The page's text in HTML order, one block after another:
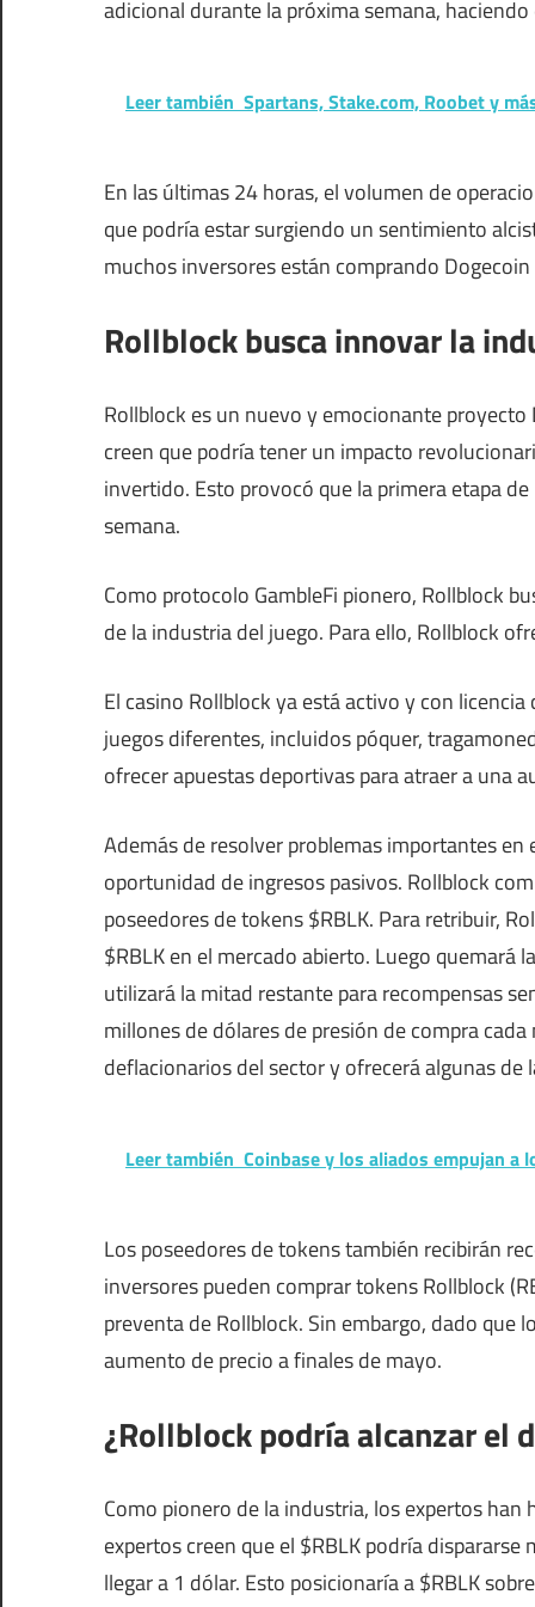
adicional durante la próxima semana,
Leer también Spartans, Stake.com, Roobet y
En las últimas 24 horas, el volumen de
que podría estar surgiendo un sentimiento
muchos inversores están comprando
Rollblock busca innovar la
Rollblock es un nuevo y emocionante
creen que podría tener un impacto
invertido. Esto provocó que la primera etapa
semana.
Como protocolo GambleFi pionero, Rollblock
de la industria del juego. Para ello, Rollblock
El casino Rollblock ya está activo y con
juegos diferentes, incluidos póquer,
ofrecer apuestas deportivas para atraer a una
Además de resolver problemas importantes
oportunidad de ingresos pasivos. Rollblock
poseedores de tokens $RBLK. Para retribuir,
$RBLK en el mercado abierto. Luego quemará
utilizará la mitad restante para recompensas
millones de dólares de presión de compra
deflacionarios del sector y ofrecerá algunas
Leer también Coinbase y los aliados empujan
Los poseedores de tokens también recibirán
inversores pueden comprar tokens Rollblock
preventa de Rollblock. Sin embargo, dado que
aumento de precio a finales de mayo.
¿Rollblock podría alcanzar el
Como pionero de la industria, los expertos han
expertos creen que el $RBLK podría dispararse
llegar a 1 dólar. Esto posicionaría a $RBLK